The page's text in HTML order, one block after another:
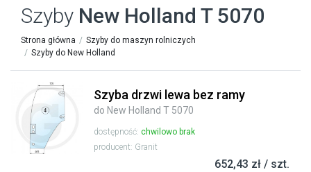
Szyby New Holland T 5070
Strona główna
Szyby do maszyn rolniczych
Szyby do New Holland
Szyba drzwi lewa bez ramy
do New Holland T 5070
dostępność: chwilowo brak
producent: Granit
652,43 zł / szt.